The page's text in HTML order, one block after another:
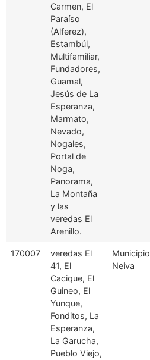
Carmen, El
Paraíso
(Alferez),
Estambúl,
Multifamiliar,
Fundadores,
Guamal,
Jesús de La
Esperanza,
Marmato,
Nevado,
Nogales,
Portal de
Noga,
Panorama,
La Montaña
y las
veredas El
Arenillo.
170007
veredas El
41, El
Cacique, El
Guineo, El
Yunque,
Fonditos, La
Esperanza,
La Garucha,
Pueblo Viejo,
Municipio
Neiva